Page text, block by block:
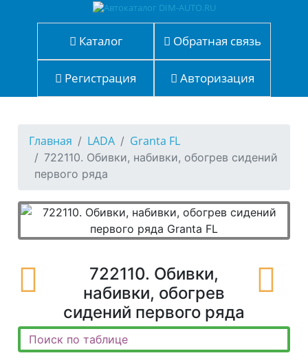
Каталог Обратная связь
Регистрация Авторизация
Главная LADA Granta FL
722110. Обивки, набивки, обогрев сидений
первого ряда
722110. Обивки,
набивки, обогрев
сидений первого ряда